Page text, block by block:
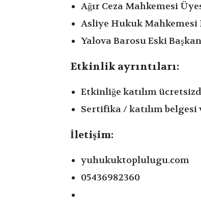
Ağır Ceza Mahkemesi
Asliye Hukuk Mahkemesi
Yalova Barosu Eski
Etkinlik ayrıntıları:
Etkinliğe katılım
Sertifika / katılım
İletişim:
yuhukuktoplulugu.com
05436982360